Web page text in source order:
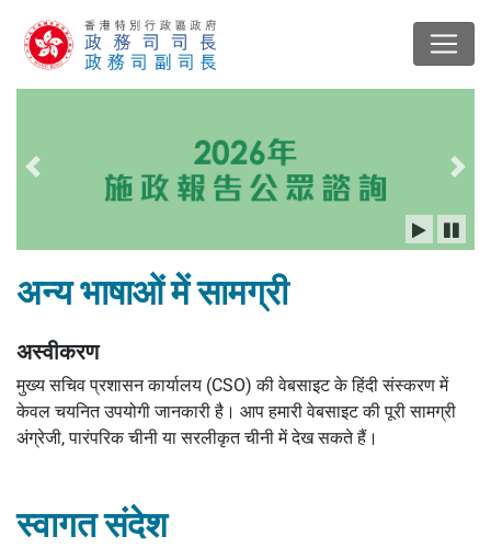
上一幻燈片 下
अन्य भाषाओं में सामग्री
अस्वीकरण
मुख्य सचिव प्रशासन कार्यालय (CSO) की वेबसाइट के हिंदी संस्करण में
केवल चयनित उपयोगी जानकारी है। आप हमारी वेबसाइट की पूरी सामग्री
अंग्रेजी, पारंपरिक चीनी या सरलीकृत चीनी में देख सकते हैं।
स्वागत संदेश